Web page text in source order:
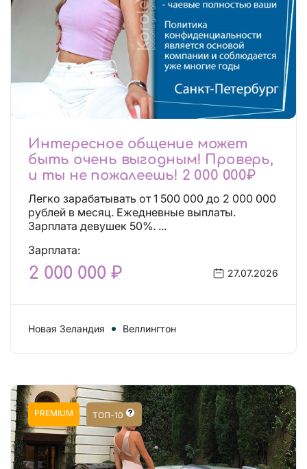
Интересное общение может
быть очень выгодным! Проверь,
и ты не пожалеешь! 2 000 000₽
Легко зарабатывать от 1 500 000 до 2 000 000
рублей в месяц. Ежедневные выплаты.
Зарплата девушек 50%. ...
Зарплата:
2 000 000 ₽ 27.07.2026
Новая Зеландия Веллингтон
PREMIUM ТОП-10